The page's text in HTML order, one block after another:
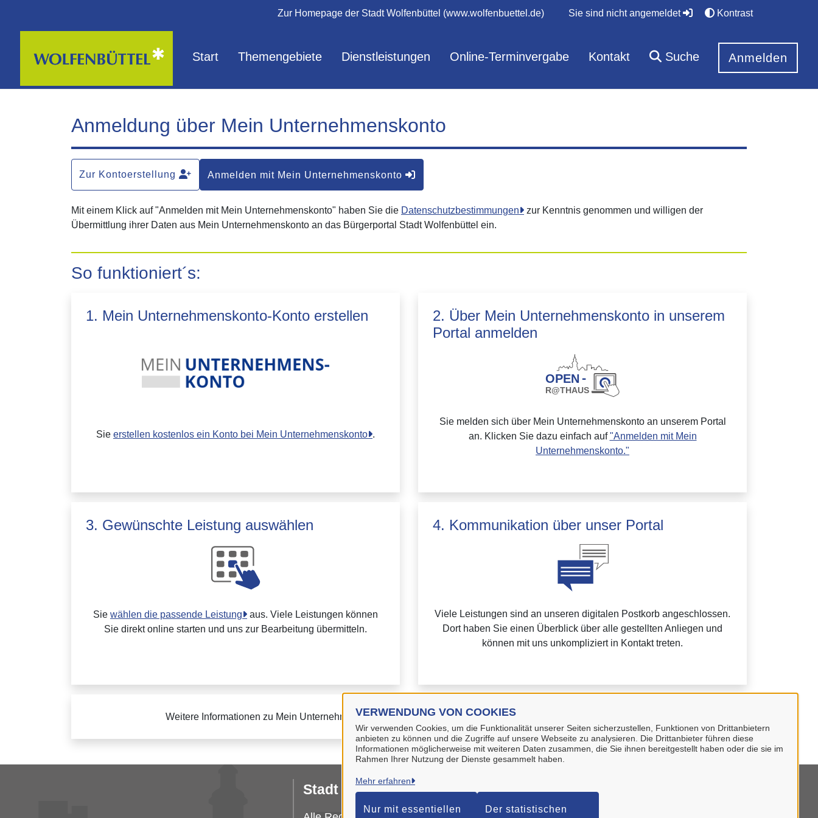
VERWENDUNG VON COOKIES
Wir verwenden Cookies, um die Funktionalität unserer Seiten sicherzustellen, Funktionen von Drittanbietern
anbieten zu können und die Zugriffe auf unsere Webseite zu analysieren. Die Drittanbieter führen diese
Informationen möglicherweise mit weiteren Daten zusammen, die Sie ihnen bereitgestellt haben oder die sie im
Rahmen Ihrer Nutzung der Dienste gesammelt haben.
Mehr erfahren
Nur mit essentiellen Der statistischen
Zur Homepage der Stadt Wolfenbüttel (www.wolfenbuettel.de) Sie sind nicht angemeldet Kontrast
Start Themengebiete Dienstleistungen Online-Terminvergabe Kontakt Suche Anmelden
Anmeldung über Mein Unternehmenskonto
Anmelden mit Mein Unternehmenskonto
Zur Kontoerstellung
Mit einem Klick auf "Anmelden mit Mein Unternehmenskonto" haben Sie die Datenschutzbestimmungen
zur Kenntnis genommen und willigen der
Übermittlung ihrer Daten aus Mein Unternehmenskonto an das Bürgerportal Stadt Wolfenbüttel ein.
So funktioniert´s:
1. Mein Unternehmenskonto-Konto erstellen
Sie erstellen kostenlos ein Konto bei Mein Unternehmenskonto .
2. Über Mein Unternehmenskonto in unserem
Portal anmelden
Sie melden sich über Mein Unternehmenskonto an unserem Portal
an. Klicken Sie dazu einfach auf"Anmelden mit Mein
Unternehmenskonto."
3. Gewünschte Leistung auswählen
Sie wählen die passende Leistung
aus. Viele Leistungen können
Sie direkt online starten und uns zur Bearbeitung übermitteln.
4. Kommunikation über unser Portal
Viele Leistungen sind an unseren digitalen Postkorb angeschlossen.
Dort haben Sie einen Überblick über alle gestellten Anliegen und
können mit uns unkompliziert in Kontakt treten.
Weitere Informationen zu Mein Unternehmenskonto finden Sie auf derFAQ-Seite von Mein Unternehmenskonto.
Stadt Wolfenbüttel
Impressum
Datenschutzerklärung